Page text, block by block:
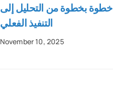
خطوة بخطوة من التحليل إلى
التنفيذ الفعلي
November 10, 2025